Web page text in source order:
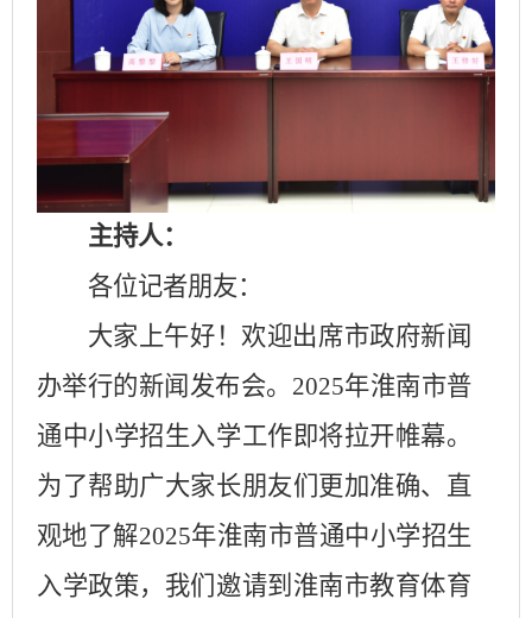
主持人：
各位记者朋友：
大家上午好！欢迎出席市政府新闻
办举行的新闻发布会。 2025年淮南市普
通中小学招生入学工作即将拉开帷幕。
为了帮助广大家长朋友们更加准确、直
观地了解2025年淮南市普通中小学招生
入学政策，我们邀请到淮南市教育体育